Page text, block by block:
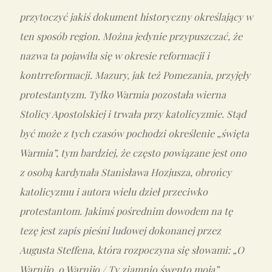
przytoczyć jakiś dokument historyczny określający w
ten sposób region. Można jedynie przypuszczać, że
nazwa ta pojawiła się w okresie reformacji i
kontrreformacji. Mazury, jak też Pomezania, przyjęły
protestantyzm. Tylko Warmia pozostała wierna
Stolicy Apostolskiej i trwała przy katolicyzmie. Stąd
być może z tych czasów pochodzi określenie „święta
Warmia”, tym bardziej, że często powiązane jest ono
z osobą kardynała Stanisława Hozjusza, obrońcy
katolicyzmu i autora wielu dzieł przeciwko
protestantom. Jakimś pośrednim dowodem na tę
tezę jest zapis pieśni ludowej dokonanej przez
Augusta Steffena, która rozpoczyna się słowami: „O
Warnijo, o Warnijo / Ty ziamnio śwento moja”.